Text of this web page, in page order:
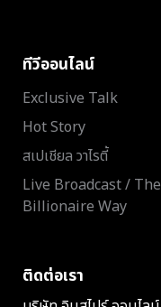
ทีวีออนไลน์
Exclusive Talk
Hot Story
สเปเชียล วาไรตี้
Live Broadcast / The
Billionaire Way
ติดต่อเรา